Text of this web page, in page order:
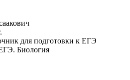
для подготовки к ЕГЭ
Биология